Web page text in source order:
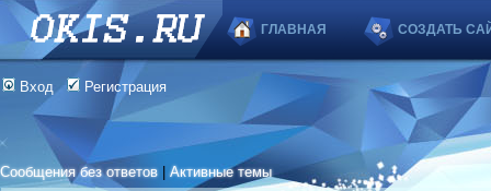
ГЛАВНАЯ СОЗДАТЬ
Вход Регистрация
Сообщения без ответов |Активные темы